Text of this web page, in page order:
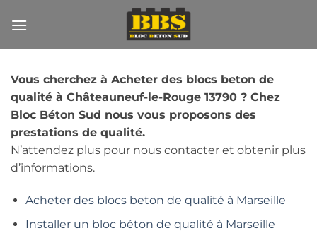
au
Vous cherchez à Acheter des blocs beton de
qualité à Châteauneuf-le-Rouge 13790 ? Chez
Bloc Béton Sud nous vous proposons des
prestations de qualité.
N’attendez plus pour nous contacter et obtenir plus
d’informations.
Acheter des blocs beton de qualité à Marseille
Installer un bloc béton de qualité à Marseille